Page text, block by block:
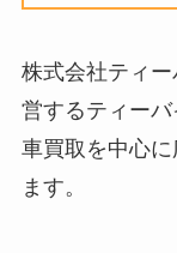
株式会社ティ
営するティー
車買取を中心
ます。